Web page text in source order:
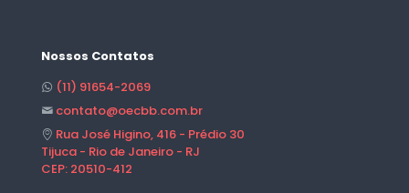
Nossos Contatos
(11) 91654-2069
contato@oecbb.com.br
Rua José Higino, 416 - Prédio 30
Tijuca - Rio de Janeiro - RJ
CEP: 20510-412